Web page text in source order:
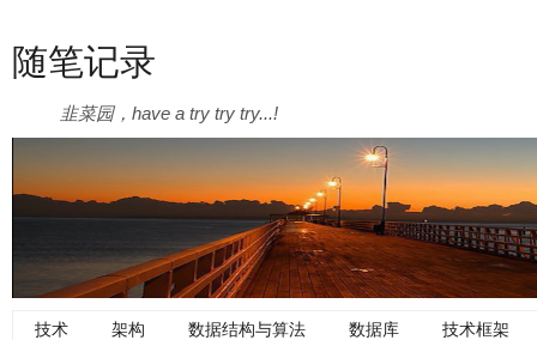
随笔记录
韭菜园，have a try try try...!
技术 架构 数据结构与算法 数据库 技术框架